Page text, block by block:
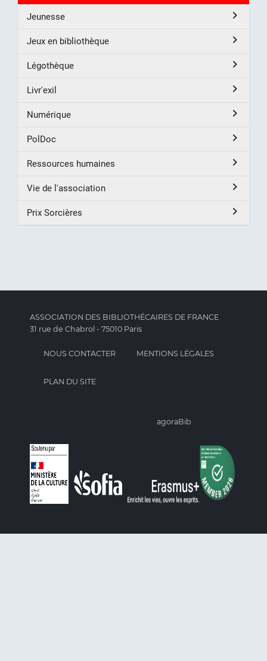
Jeunesse
Jeux en bibliothèque
Légothèque
Livr'exil
Numérique
PolDoc
Ressources humaines
Vie de l'association
Prix Sorcières
ASSOCIATION DES BIBLIOTHÉCAIRES DE FRANCE
31 rue de Chabrol - 75010 Paris
NOUS CONTACTER MENTIONS LÉGALES
PLAN DU SITE
agoraBib